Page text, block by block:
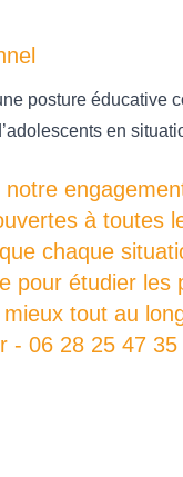
posture éducative
en
à toutes
chaque
pour étudier les
tout au
- 06 28 25 47 35